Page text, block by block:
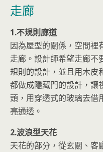
走廊
1.不規則廊道
因為屋型的關係，空間裡
走廊。設計師希望走廊不
規則的設計，並且用木皮
都做成隱藏門的設計，讓
頭，用穿透式的玻璃去借
亮通透。
2.波浪型天花
天花的部分，從玄關、客